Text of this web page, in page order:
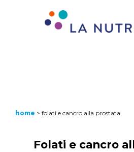
home > folati e cancro alla prostata
Folati e cancro